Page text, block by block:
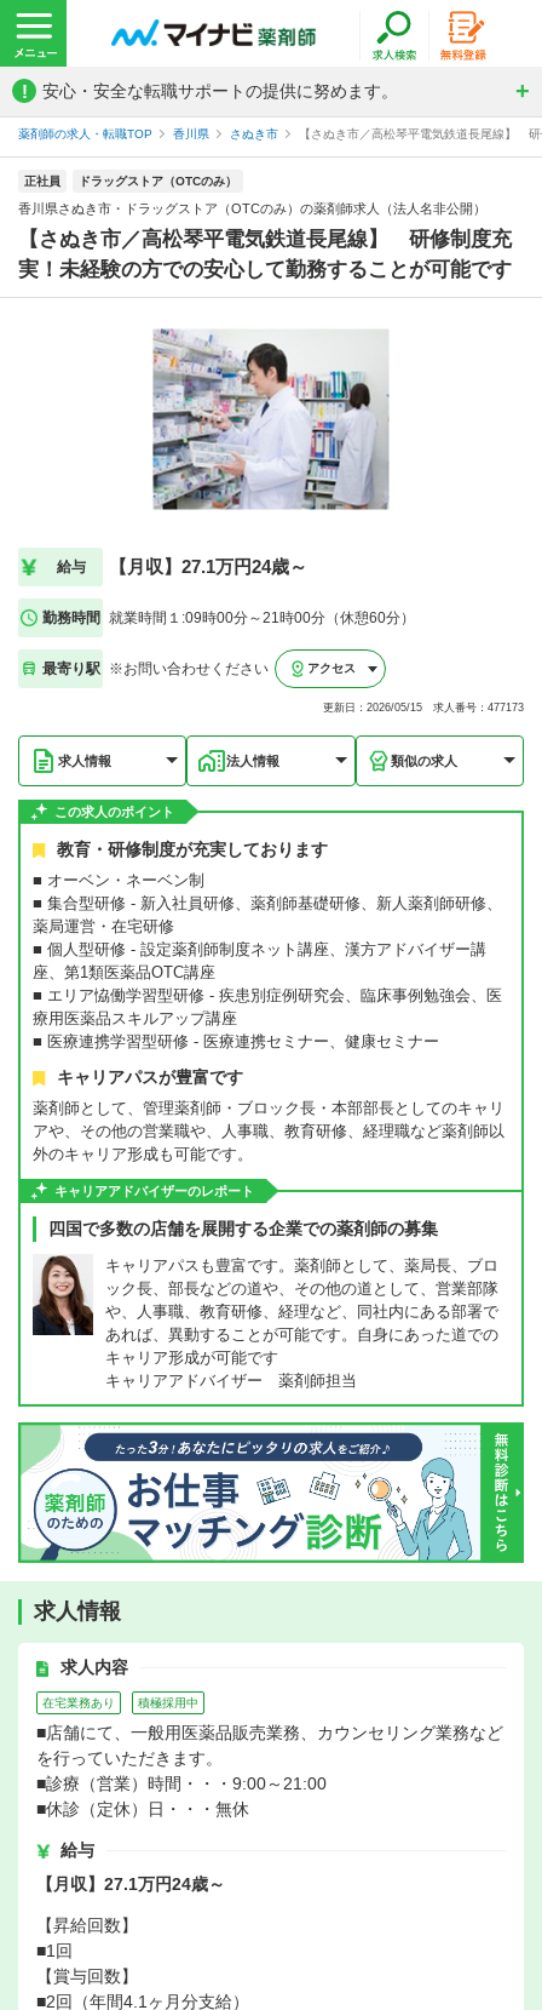
! 安心・安全な転職サポートの提供に努めます。
薬剤師の求人・転職TOP 香川県 さぬき市 【さぬき市／高松琴平電気鉄道長尾線】
正社員 ドラッグストア（OTCのみ）
香川県さぬき市・ドラッグストア（OTCのみ）の薬剤師求人（法人名非公開）
【さぬき市／高松琴平電気鉄道長尾線】 研修制度充
実！未経験の方での安心して勤務することが可能です
給与 【月収】27.1万円24歳～
勤務時間 就業時間１:09時00分～21時00分（休憩60分）
最寄り駅 ※お問い合わせください アクセス
更新日：2026/05/15 求人番号：477173
求人情報 法人情報 類似の求人
この求人のポイント
教育・研修制度が充実しております
■ オーベン・ネーベン制
■ 集合型研修 - 新入社員研修、薬剤師基礎研修、新人薬剤師研修、
薬局運営・在宅研修
■ 個人型研修 - 設定薬剤師制度ネット講座、漢方アドバイザー講
座、第1類医薬品OTC講座
■ エリア恊働学習型研修 - 疾患別症例研究会、臨床事例勉強会、医
療用医薬品スキルアップ講座
■ 医療連携学習型研修 - 医療連携セミナー、健康セミナー
キャリアパスが豊富です
薬剤師として、管理薬剤師・ブロック長・本部部長としてのキャリ
アや、その他の営業職や、人事職、教育研修、経理職など薬剤師以
外のキャリア形成も可能です。
キャリアアドバイザーのレポート
四国で多数の店舗を展開する企業での薬剤師の募集
キャリアパスも豊富です。薬剤師として、薬局長、ブロ
ック長、部長などの道や、その他の道として、営業部隊
や、人事職、教育研修、経理など、同社内にある部署で
あれば、異動することが可能です。自身にあった道での
キャリア形成が可能です
キャリアアドバイザー 薬剤師担当
求人情報
求人内容
在宅業務あり 積極採用中
■店舗にて、一般用医薬品販売業務、カウンセリング業務など
を行っていただきます。
■診療（営業）時間・・・9:00～21:00
■休診（定休）日・・・無休
給与
【月収】27.1万円24歳～
【昇給回数】
■1回
【賞与回数】
■2回（年間4.1ヶ月分支給）